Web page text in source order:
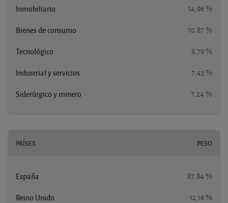
Inmobiliario 14,96 %
Bienes de consumo 10,87 %
Tecnológico 9,79 %
Industrial y servicios 7,43 %
Siderúrgico y minero 7,24 %
PAÍSES PESO
España 87,84 %
Reino Unido 12,16 %